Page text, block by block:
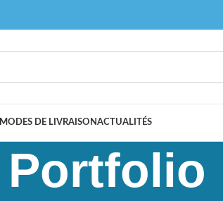
MODES DE LIVRAISONACTUALITÉS
Portfolio